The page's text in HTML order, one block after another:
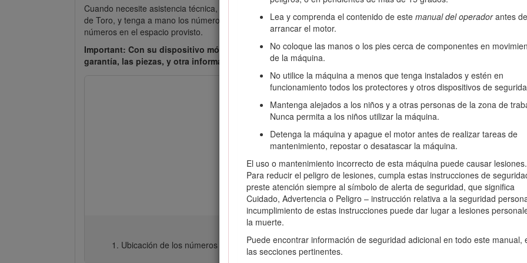
Lea y comprenda el contenido de este manual del operadorantes de
arrancar el motor.
No coloque las manos o los pies cerca de componentes en
de la máquina.
No utilice la máquina a menos que tenga instalados y estén en
funcionamiento todos los protectores y otros dispositivos de
Mantenga alejados a los niños y a otras personas de la zona de
Nunca permita a los niños utilizar la máquina.
Detenga la máquina y apague el motor antes de realizar tareas de
mantenimiento, repostar o desatascar la máquina.
El uso o mantenimiento incorrecto de esta máquina puede causar lesiones.
Para reducir el peligro de lesiones, cumpla estas instrucciones de
preste atención siempre al símbolo de alerta de seguridad, que significa
Cuidado, Advertencia o Peligro – instrucción relativa a la seguridad
incumplimiento de estas instrucciones puede dar lugar a lesiones
la muerte.
Puede encontrar información de seguridad adicional en todo este manual,
las secciones pertinentes.
Cuando necesite asistencia técnica, piezas genuinas Toro o información adicional, póngase en contacto con un
de Toro, y tenga a mano los números de modelo y serie de su producto. Figura 1identifica la ubicación de los
números en el espacio provisto.
Important: Con su dispositivo móvil, puede escanear el código QR de la pegatina del número de serie (en su
garantía, las piezas, y otra información sobre el producto.
Ubicación de los números de modelo y de serie